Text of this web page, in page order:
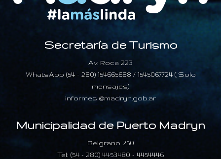
Secretaría de Turismo
Av. Roca 223
WhatsApp (54 - 280) 154665688 / 1545067724 ( Solo
mensajes)
informes @madryn.gob.ar
Municipalidad de Puerto Madryn
Belgrano 250
Tel: (54 - 280) 4453480 - 4454446